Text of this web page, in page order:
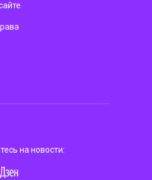
на новости: